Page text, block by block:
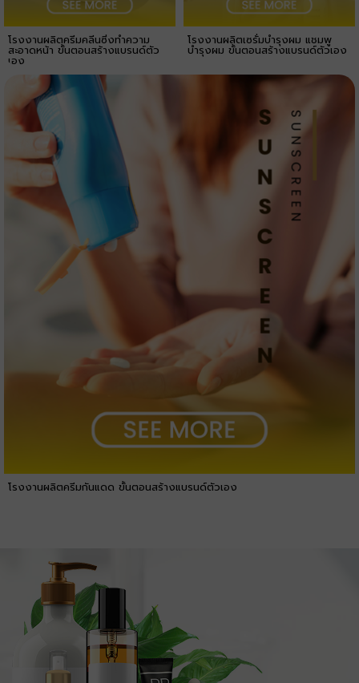
โรงงานผลิตครีมคลีนซิ่งทำความ
สะอาดหน้า ขั้นตอนสร้างแบรนด์ตัว
เอง
โรงงานผลิตเซรั่มบำรุงผม แชมพู
บำรุงผม ขั้นตอนสร้างแบรนด์ตัวเอง
โรงงานผลิตครีมกันแดด ขั้นตอนสร้างแบรนด์ตัวเอง